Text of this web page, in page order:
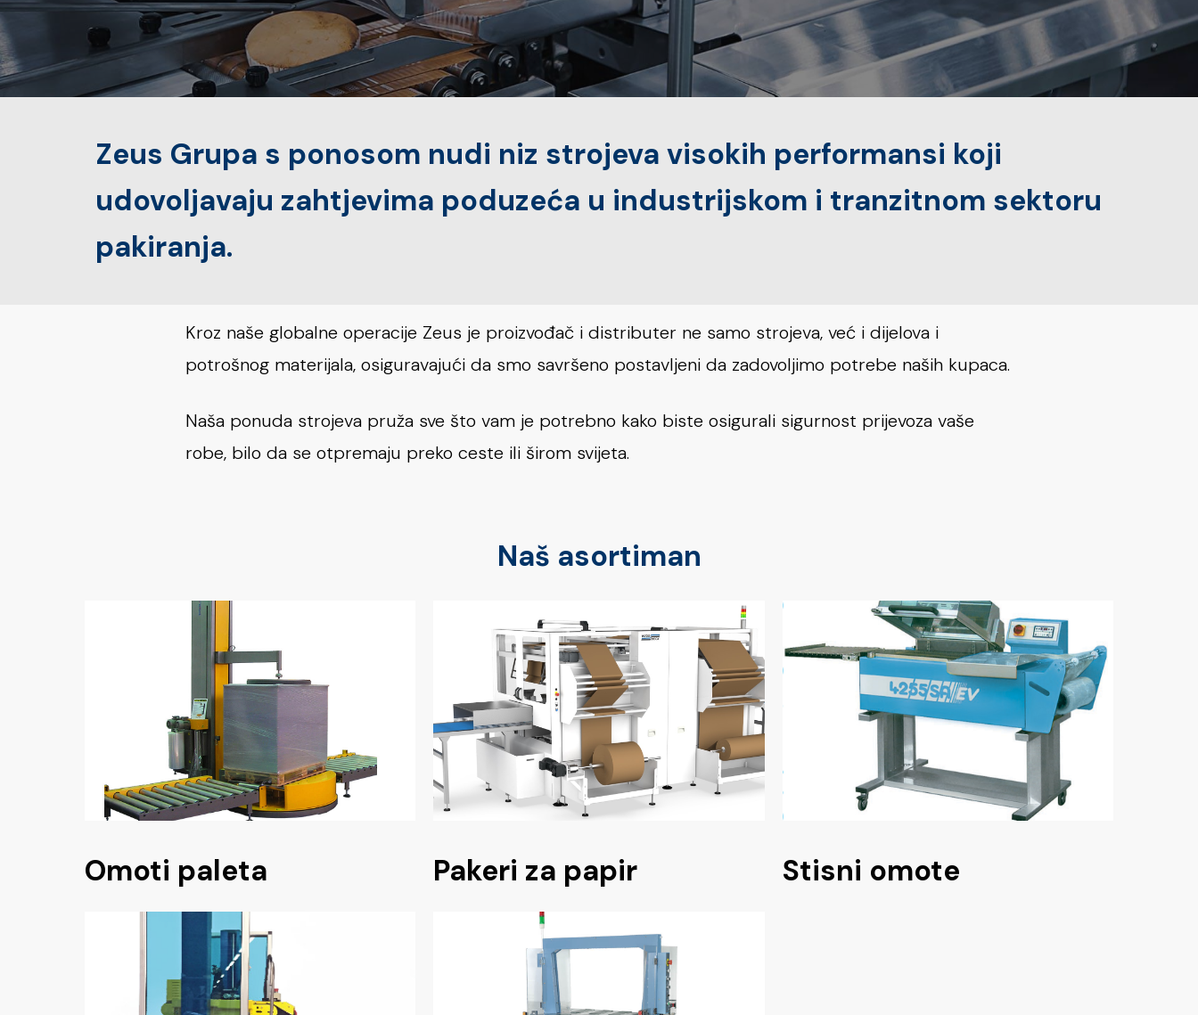
Zeus Grupa s ponosom nudi niz strojeva visokih performansi koji
udovoljavaju zahtjevima poduzeća u industrijskom i tranzitnom sektoru
pakiranja.
Kroz naše globalne operacije Zeus je proizvođač i distributer ne samo strojeva, već i dijelova i
potrošnog materijala, osiguravajući da smo savršeno postavljeni da zadovoljimo potrebe naših kupaca.
Naša ponuda strojeva pruža sve što vam je potrebno kako biste osigurali sigurnost prijevoza vaše
robe, bilo da se otpremaju preko ceste ili širom svijeta.
Naš asortiman
Omoti paleta Pakeri za papir Stisni omote